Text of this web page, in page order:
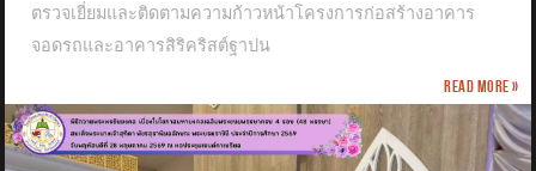
ตรวจเยี่ยมและติดตามความก้าวหน้าโครงการก่อสร้างอาคาร
จอดรถและอาคารสิริคริสต์ฐาปน
Read more »